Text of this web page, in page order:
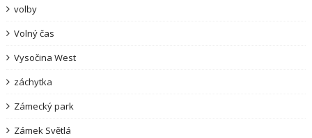
volby
Volný čas
Vysočina West
záchytka
Zámecký park
Zámek Světlá